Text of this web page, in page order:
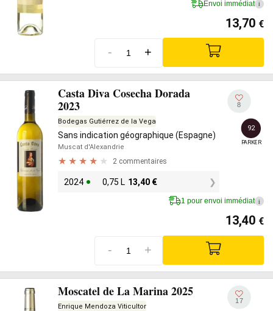
Envoi immédiat i
13,70 €
- +
Casta Diva Cosecha Dorada
2023
Bodegas Gutiérrez de la Vega
Sans indication géographique (Espagne)
Muscat d'Alexandrie
2 commentaires
2024 0,75 L 13,40 €
8
92
PARKER
1 pour envoi immédiat i
13,40 €
- +
Moscatel de La Marina 2025
Enrique Mendoza Viticultor
17